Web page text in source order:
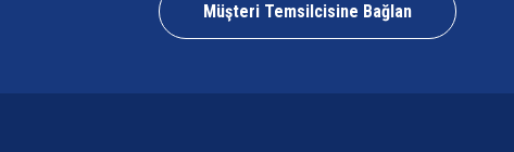
Müşteri Temsilcisine Bağlan